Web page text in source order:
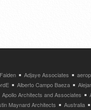
Adjaye Associates
Alberto Campo Baeza
Apollo Architects and Associates
Maynard Architects Australia